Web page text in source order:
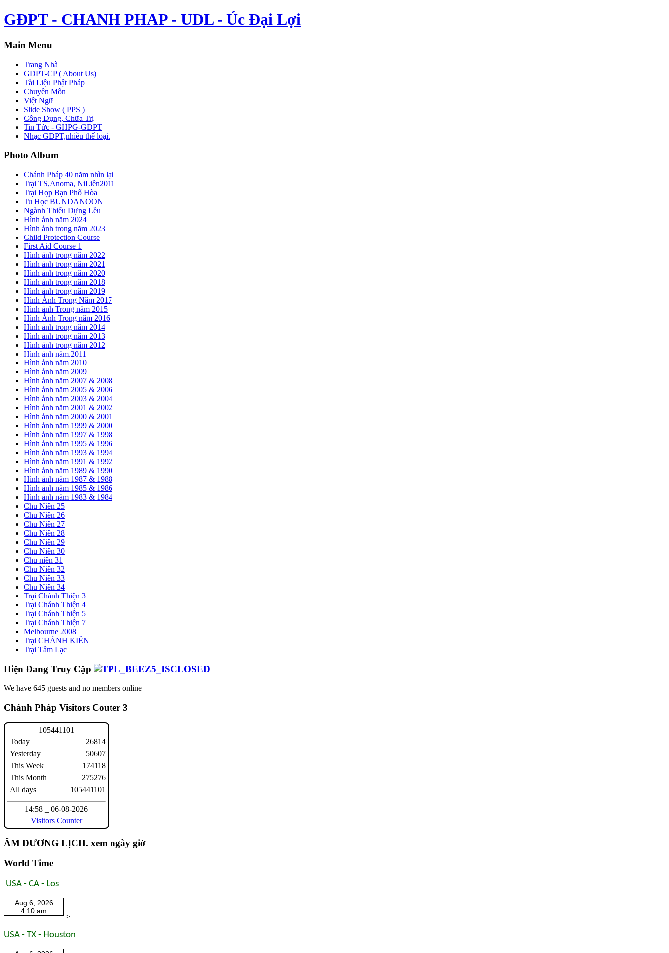
GĐPT - CHANH PHAP - UDL - Úc Đại Lợi
Main Menu
Trang Nhà
GDPT-CP ( About Us)
Tài Liệu Phật Pháp
Chuyên Môn
Việt Ngữ
Slide Show ( PPS )
Công Dụng, Chữa Trị
Tin Tức - GHPG-GĐPT
Nhạc GĐPT,nhiều thể loại.
Photo Album
Chánh Pháp 40 năm nhìn lại
Trại TS,Anoma, NiLiên2011
Trại Họp Bạn Phổ Hòa
Tu Học BUNDANOON
Ngành Thiếu Dựng Lều
Hình ảnh năm 2024
Hình ảnh trong năm 2023
Child Protection Course
First Aid Course 1
Hình ảnh trong năm 2022
Hình ảnh trong năm 2021
Hình ảnh trong năm 2020
Hình ảnh trong năm 2018
Hình ảnh trong năm 2019
Hình Ảnh Trong Năm 2017
Hình ảnh Trong năm 2015
Hình Ảnh Trong năm 2016
Hình ảnh trong năm 2014
Hình ảnh trong năm 2013
Hình ảnh trong năm 2012
Hình ảnh năm.2011
Hình ảnh năm 2010
Hình ảnh năm 2009
Hình ảnh năm 2007 & 2008
Hình ảnh năm 2005 & 2006
Hình ảnh năm 2003 & 2004
Hình ảnh năm 2001 & 2002
Hình ảnh năm 2000 & 2001
Hình ảnh năm 1999 & 2000
Hình ảnh năm 1997 & 1998
Hình ảnh năm 1995 & 1996
Hình ảnh năm 1993 & 1994
Hình ảnh năm 1991 & 1992
Hình ảnh năm 1989 & 1990
Hình ảnh năm 1987 & 1988
Hình ảnh năm 1985 & 1986
Hình ảnh năm 1983 & 1984
Chu Niên 25
Chu Niên 26
Chu Niên 27
Chu Niên 28
Chu Niên 29
Chu Niên 30
Chu niên 31
Chu Niên 32
Chu Niên 33
Chu Niên 34
Trại Chánh Thiện 3
Trại Chánh Thiện 4
Trại Chánh Thiện 5
Trại Chánh Thiện 7
Melbourne 2008
Trại CHÁNH KIÊN
Trại Tâm Lạc
Hiện Đang Truy Cập
We have 645 guests and no members online
Chánh Pháp Visitors Couter 3
105441101
Today
Yesterday
This Week
This Month
All days
26814
50607
174118
275276
105441101
14:58 _ 06-08-2026
Visitors Counter
ÂM DƯƠNG LỊCH. xem ngày giờ
World Time
USA - CA - Los
>
USA - TX - Houston